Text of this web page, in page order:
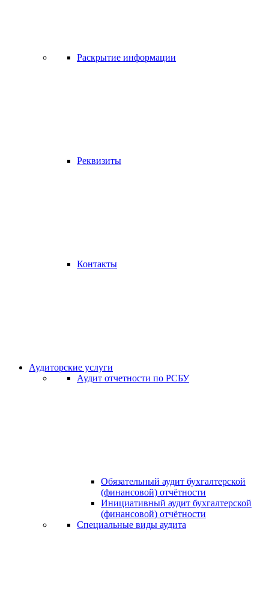
Раскрытие информации
Реквизиты
Контакты
Аудиторские услуги
Аудит отчетности по РСБУ
Обязательный аудит бухгалтерской
(финансовой) отчётности
Инициативный аудит бухгалтерской
(финансовой) отчётности
Специальные виды аудита